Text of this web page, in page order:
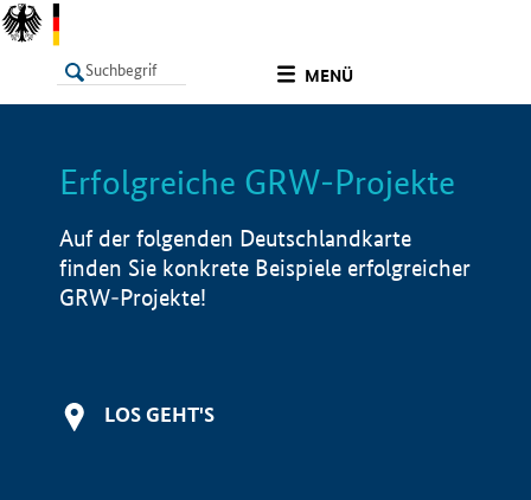
MENÜ
LISTE Info
Erfolgreiche GRW-Projekte
Auf der folgenden Deutschlandkarte
finden Sie konkrete Beispiele erfolgreicher
GRW-Projekte!
LOS GEHT'S